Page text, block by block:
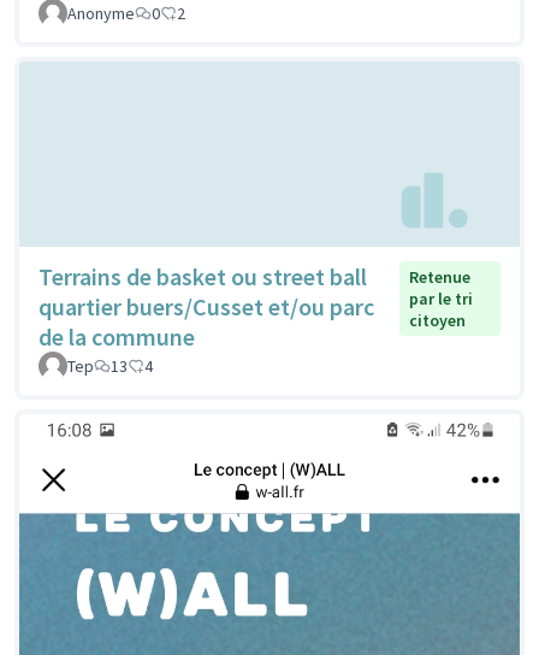
Anonyme
0 2
Terrains de basket ou street ball
quartier buers/Cusset et/ou parc
de la commune
Retenue
par le tri
citoyen
Tep 13 4